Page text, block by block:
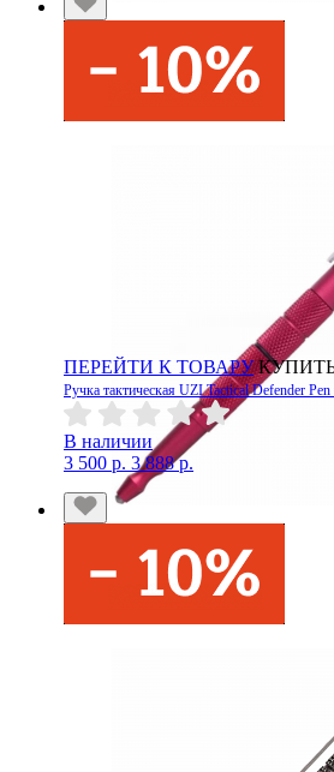
ПЕРЕЙТИ К ТОВАРУ
Ручка тактическая UZI Tactical Defender
В наличии
3 500 р. 3 888 р.